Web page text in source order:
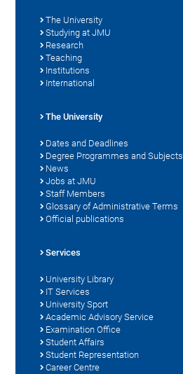
The University
Studying at JMU
Research
Teaching
Institutions
International
The University
Dates and Deadlines
Degree Programmes and Subjects
News
Jobs at JMU
Staff Members
Glossary of Administrative Terms
Official publications
Services
University Library
IT Services
University Sport
Academic Advisory Service
Examination Office
Student Affairs
Student Representation
Career Centre